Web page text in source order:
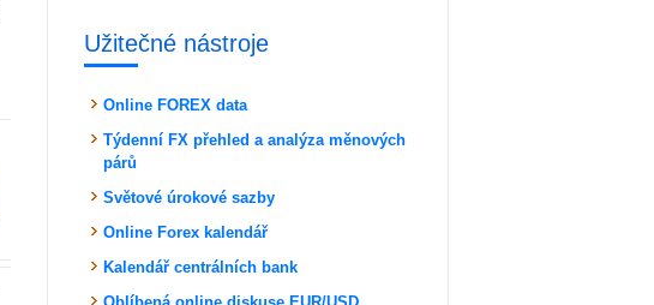
Užitečné nástroje
Online FOREX data
Týdenní FX přehled a analýza měnových
párů
Světové úrokové sazby
Online Forex kalendář
Kalendář centrálních bank